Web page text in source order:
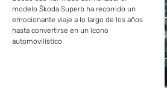
modelo Škoda Superb ha recorrido un
emocionante viaje a lo largo de los años
hasta convertirse en un ícono
automovilístico